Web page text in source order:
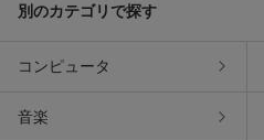
別のカテゴリで探す
コンピュータ
音楽